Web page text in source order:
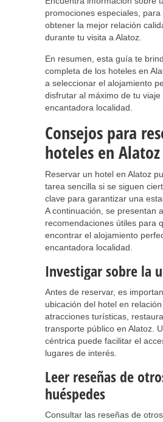
promociones especiales,
obtener la mejor relación
durante tu visita a Alatoz.
En resumen, esta guía te
completa de los hoteles en
a seleccionar el alojamiento
disfrutar al máximo de tu viaje
encantadora localidad.
Consejos para
hoteles en Alatoz
Reservar un hotel en Alatoz
tarea sencilla si se siguen
clave para garantizar una
A continuación, se presentan
recomendaciones útiles para
encontrar el alojamiento
encantadora localidad.
Investigar sobre la
Antes de reservar, es
ubicación del hotel en
atracciones turísticas,
transporte público en Alatoz.
céntrica puede facilitar el
lugares de interés.
Leer reseñas de
huéspedes
Consultar las reseñas de